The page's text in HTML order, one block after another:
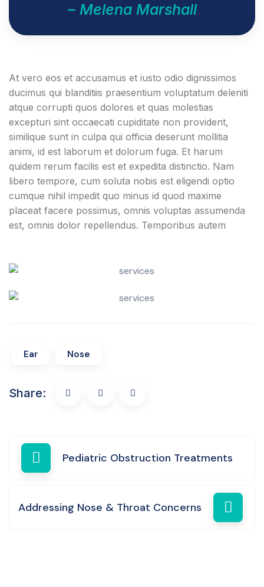
– Melena Marshall
At vero eos et accusamus et iusto odio dignissimos
ducimus qui blanditiis praesentium voluptatum deleniti
atque corrupti quos dolores et quas molestias
excepturi sint occaecati cupiditate non provident,
similique sunt in culpa qui officia deserunt mollitia
animi, id est laborum et dolorum fuga. Et harum
quidem rerum facilis est et expedita distinctio. Nam
libero tempore, cum soluta nobis est eligendi optio
cumque nihil impedit quo minus id quod maxime
placeat facere possimus, omnis voluptas assumenda
est, omnis dolor repellendus. Temporibus autem
Ear Nose
Share:
Pediatric Obstruction Treatments
Addressing Nose & Throat Concerns